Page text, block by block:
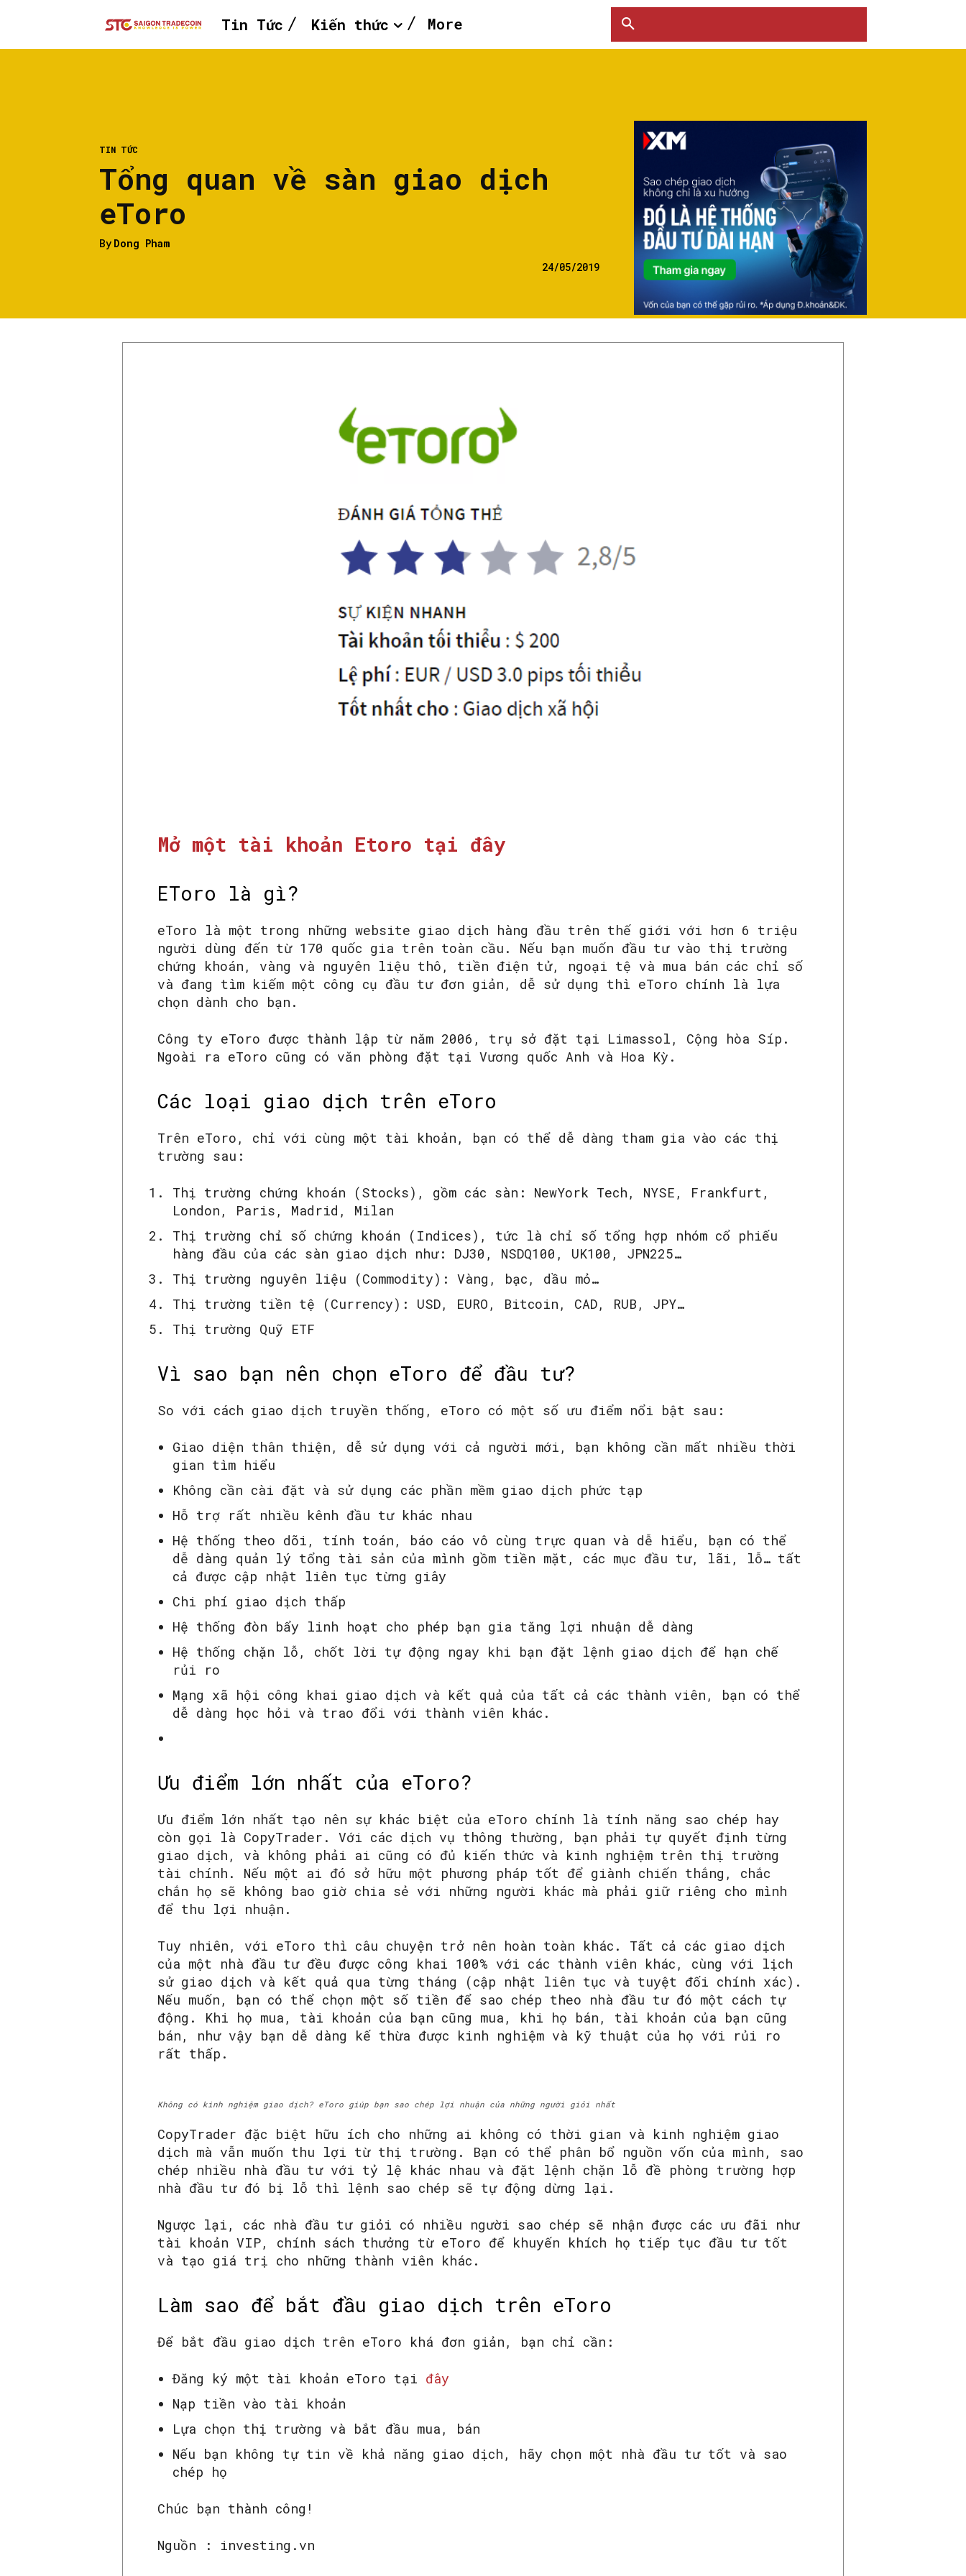
SEARCH...
Tin Tức Kiến thức More
TIN TỨC
Tổng quan về sàn giao dịch
eToro
By Dong Pham
24/05/2019
Mở một tài khoản Etoro tại đây
EToro là gì?
eToro là một trong những website giao dịch hàng đầu trên thế giới với hơn 6 triệu
người dùng đến từ 170 quốc gia trên toàn cầu. Nếu bạn muốn đầu tư vào thị trường
chứng khoán, vàng và nguyên liệu thô, tiền điện tử, ngoại tệ và mua bán các chỉ số
và đang tìm kiếm một công cụ đầu tư đơn giản, dễ sử dụng thì eToro chính là lựa
chọn dành cho bạn.
Công ty eToro được thành lập từ năm 2006, trụ sở đặt tại Limassol, Cộng hòa Síp.
Ngoài ra eToro cũng có văn phòng đặt tại Vương quốc Anh và Hoa Kỳ.
Các loại giao dịch trên eToro
Trên eToro, chỉ với cùng một tài khoản, bạn có thể dễ dàng tham gia vào các thị
trường sau:
Thị trường chứng khoán (Stocks), gồm các sàn: NewYork Tech, NYSE, Frankfurt,
London, Paris, Madrid, Milan
Thị trường chỉ số chứng khoán (Indices), tức là chỉ số tổng hợp nhóm cổ phiếu
hàng đầu của các sàn giao dịch như: DJ30, NSDQ100, UK100, JPN225…
Thị trường nguyên liệu (Commodity): Vàng, bạc, dầu mỏ…
Thị trường tiền tệ (Currency): USD, EURO, Bitcoin, CAD, RUB, JPY…
Thị trường Quỹ ETF
Vì sao bạn nên chọn eToro để đầu tư?
So với cách giao dịch truyền thống, eToro có một số ưu điểm nổi bật sau:
Giao diện thân thiện, dễ sử dụng với cả người mới, bạn không cần mất nhiều thời
gian tìm hiểu
Không cần cài đặt và sử dụng các phần mềm giao dịch phức tạp
Hỗ trợ rất nhiều kênh đầu tư khác nhau
Hệ thống theo dõi, tính toán, báo cáo vô cùng trực quan và dễ hiểu, bạn có thể
dễ dàng quản lý tổng tài sản của mình gồm tiền mặt, các mục đầu tư, lãi, lỗ… tất
cả được cập nhật liên tục từng giây
Chi phí giao dịch thấp
Hệ thống đòn bẩy linh hoạt cho phép bạn gia tăng lợi nhuận dễ dàng
Hệ thống chặn lỗ, chốt lời tự động ngay khi bạn đặt lệnh giao dịch để hạn chế
rủi ro
Mạng xã hội công khai giao dịch và kết quả của tất cả các thành viên, bạn có thể
dễ dàng học hỏi và trao đổi với thành viên khác.
Ưu điểm lớn nhất của eToro?
Ưu điểm lớn nhất tạo nên sự khác biệt của eToro chính là tính năng sao chép hay
còn gọi là CopyTrader. Với các dịch vụ thông thường, bạn phải tự quyết định từng
giao dịch, và không phải ai cũng có đủ kiến thức và kinh nghiệm trên thị trường
tài chính. Nếu một ai đó sở hữu một phương pháp tốt để giành chiến thắng, chắc
chắn họ sẽ không bao giờ chia sẻ với những người khác mà phải giữ riêng cho mình
để thu lợi nhuận.
Tuy nhiên, với eToro thì câu chuyện trở nên hoàn toàn khác. Tất cả các giao dịch
của một nhà đầu tư đều được công khai 100% với các thành viên khác, cùng với lịch
sử giao dịch và kết quả qua từng tháng (cập nhật liên tục và tuyệt đối chính xác).
Nếu muốn, bạn có thể chọn một số tiền để sao chép theo nhà đầu tư đó một cách tự
động. Khi họ mua, tài khoản của bạn cũng mua, khi họ bán, tài khoản của bạn cũng
bán, như vậy bạn dễ dàng kế thừa được kinh nghiệm và kỹ thuật của họ với rủi ro
rất thấp.
Không có kinh nghiệm giao dịch? eToro giúp bạn sao chép lợi nhuận của những người giỏi nhất
CopyTrader đặc biệt hữu ích cho những ai không có thời gian và kinh nghiệm giao
dịch mà vẫn muốn thu lợi từ thị trường. Bạn có thể phân bổ nguồn vốn của mình, sao
chép nhiều nhà đầu tư với tỷ lệ khác nhau và đặt lệnh chặn lỗ đề phòng trường hợp
nhà đầu tư đó bị lỗ thì lệnh sao chép sẽ tự động dừng lại.
Ngược lại, các nhà đầu tư giỏi có nhiều người sao chép sẽ nhận được các ưu đãi như
tài khoản VIP, chính sách thưởng từ eToro để khuyến khích họ tiếp tục đầu tư tốt
và tạo giá trị cho những thành viên khác.
Làm sao để bắt đầu giao dịch trên eToro
Để bắt đầu giao dịch trên eToro khá đơn giản, bạn chỉ cần:
Đăng ký một tài khoản eToro tại đây
Nạp tiền vào tài khoản
Lựa chọn thị trường và bắt đầu mua, bán
Nếu bạn không tự tin về khả năng giao dịch, hãy chọn một nhà đầu tư tốt và sao
chép họ
Chúc bạn thành công!
Nguồn : investing.vn